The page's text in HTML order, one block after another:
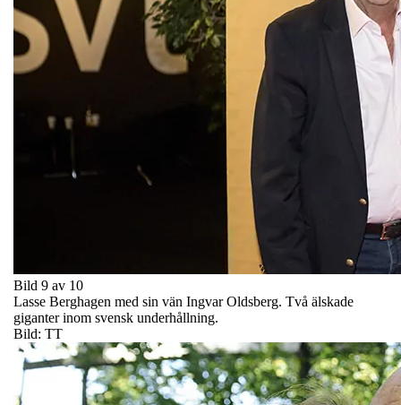
Bild 9 av 10
Lasse Berghagen med sin vän Ingvar Oldsberg. Två älskade
giganter inom svensk underhållning.
Bild: TT